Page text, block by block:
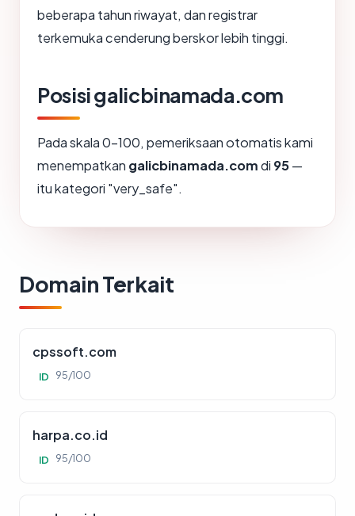
beberapa tahun riwayat, dan registrar
terkemuka cenderung berskor lebih tinggi.
Posisi galicbinamada.com
Pada skala 0-100, pemeriksaan otomatis kami
menempatkan galicbinamada.comdi 95—
itu kategori "very_safe".
Domain Terkait
cpssoft.com
ID 95/100
harpa.co.id
ID 95/100